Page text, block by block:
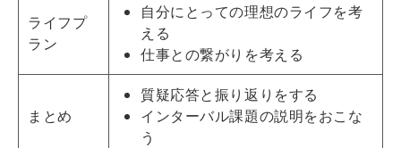
ライフプ
ラン
自分にとっての理想のライフを考
える
仕事との繋がりを考える
まとめ
質疑応答と振り返りをする
インターバル課題の説明をおこな
う